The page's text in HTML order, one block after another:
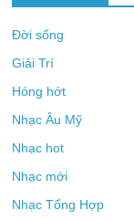
Đời sống
Giải Trí
Hóng hớt
Nhạc Âu Mỹ
Nhạc hot
Nhạc mới
Nhạc Tổng Hợp